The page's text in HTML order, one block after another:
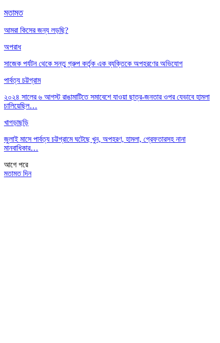
মতামত
আমরা কিসের জন্য লড়ছি?
অপরাধ
সাজেক পর্যটন থেকে সন্তু গ্রুপ কর্তৃক এক ব্যক্তিকে অপহরণের অভিযোগ
পার্বত্য চট্টগ্রাম
২০২৪ সালের ৬ আগস্ট রাঙামাটিতে সমাবেশে যাওয়া ছাত্র-জনতার ওপর যেভাবে হামলা
চালিয়েছিল…
খাগড়াছড়ি
জুলাই মাসে পার্বত্য চট্টগ্রামে ঘটেছে খুন, অপহরণ, হামলা, গ্রেফতারসহ নানা
মানবাধিকার…
আগে পরে
মতামত দিন